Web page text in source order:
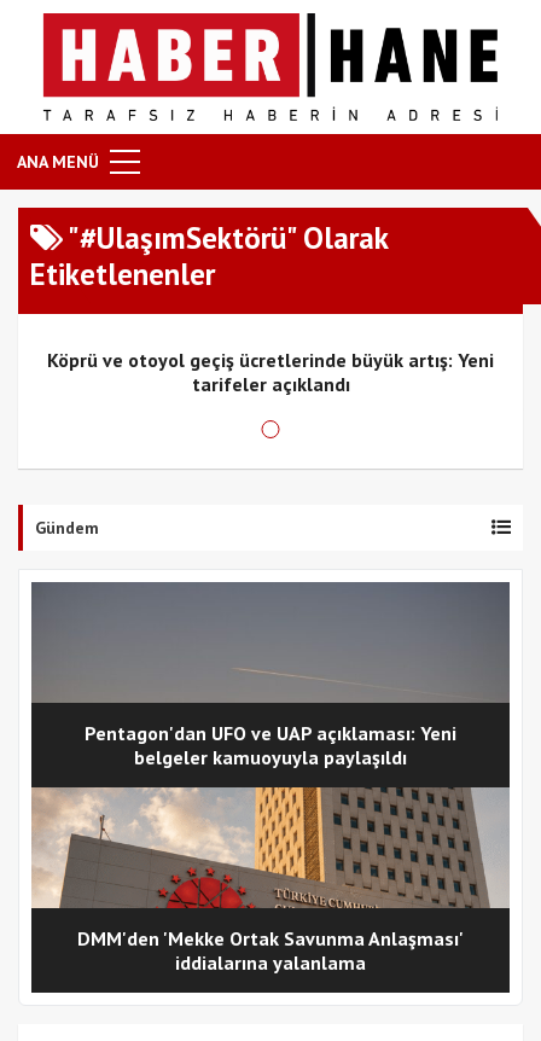
ANA MENÜ
"#UlaşımSektörü" Olarak
Etiketlenenler
Köprü ve otoyol geçiş ücretlerinde büyük artış: Yeni
tarifeler açıklandı
Gündem
Pentagon'dan UFO ve UAP açıklaması: Yeni
belgeler kamuoyuyla paylaşıldı
DMM'den 'Mekke Ortak Savunma Anlaşması'
iddialarına yalanlama